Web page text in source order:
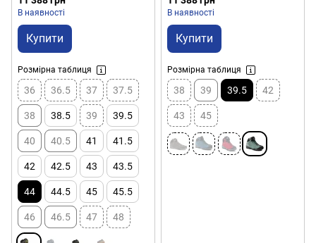
В наявності
Купити
Розмірна таблиця
36 36.5 37 37.5
38 38.5 39 39.5
40 40.5 41 41.5
42 42.5 43 43.5
44 44.5 45 45.5
46 46.5 47 48
В наявності
Купити
Розмірна таблиця
38 39 39.5 42
43 45